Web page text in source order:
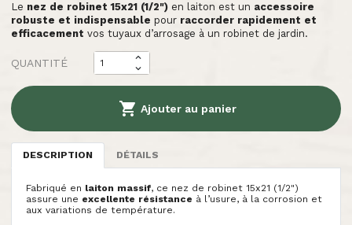
Le nez de robinet 15x21 (1/2") en laiton est un accessoire
robuste et indispensable pour raccorder rapidement et
efficacement vos tuyaux d’arrosage à un robinet de jardin.
QUANTITÉ
 Ajouter au panier
DESCRIPTION DÉTAILS
Fabriqué en laiton massif, ce nez de robinet 15x21 (1/2")
assure une excellente résistance à l’usure, à la corrosion et
aux variations de température.